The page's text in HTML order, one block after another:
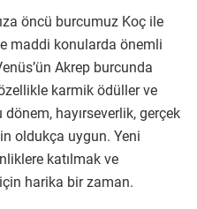
öncü burcumuz Koç ile
maddi konularda önemli
Akrep burcunda
karmik ödüller ve
hayırseverlik, gerçek
oldukça uygun. Yeni
katılmak ve
harika bir zaman.